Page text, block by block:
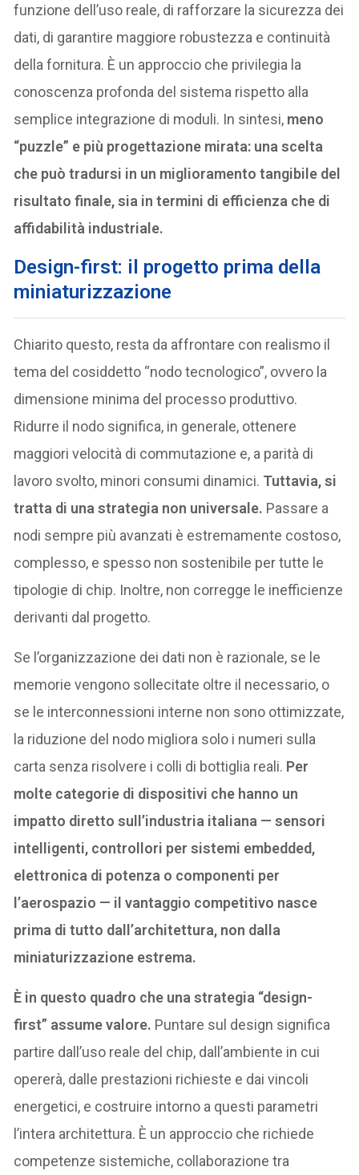
funzione dell’uso reale, di rafforzare la sicurezza dei
dati, di garantire maggiore robustezza e continuità
della fornitura. È un approccio che privilegia la
conoscenza profonda del sistema rispetto alla
semplice integrazione di moduli. In sintesi, meno
“puzzle” e più progettazione mirata: una scelta
che può tradursi in un miglioramento tangibile del
risultato finale, sia in termini di efficienza che di
affidabilità industriale.
Design-first: il progetto prima della
miniaturizzazione
Chiarito questo, resta da affrontare con realismo il
tema del cosiddetto “nodo tecnologico”, ovvero la
dimensione minima del processo produttivo.
Ridurre il nodo significa, in generale, ottenere
maggiori velocità di commutazione e, a parità di
lavoro svolto, minori consumi dinamici. Tuttavia, si
tratta di una strategia non universale. Passare a
nodi sempre più avanzati è estremamente costoso,
complesso, e spesso non sostenibile per tutte le
tipologie di chip. Inoltre, non corregge le inefficienze
derivanti dal progetto.
Se l’organizzazione dei dati non è razionale, se le
memorie vengono sollecitate oltre il necessario, o
se le interconnessioni interne non sono ottimizzate,
la riduzione del nodo migliora solo i numeri sulla
carta senza risolvere i colli di bottiglia reali. Per
molte categorie di dispositivi che hanno un
impatto diretto sull’industria italiana — sensori
intelligenti, controllori per sistemi embedded,
elettronica di potenza o componenti per
l’aerospazio — il vantaggio competitivo nasce
prima di tutto dall’architettura, non dalla
miniaturizzazione estrema.
È in questo quadro che una strategia “design-
first” assume valore. Puntare sul design significa
partire dall’uso reale del chip, dall’ambiente in cui
opererà, dalle prestazioni richieste e dai vincoli
energetici, e costruire intorno a questi parametri
l’intera architettura. È un approccio che richiede
competenze sistemiche, collaborazione tra